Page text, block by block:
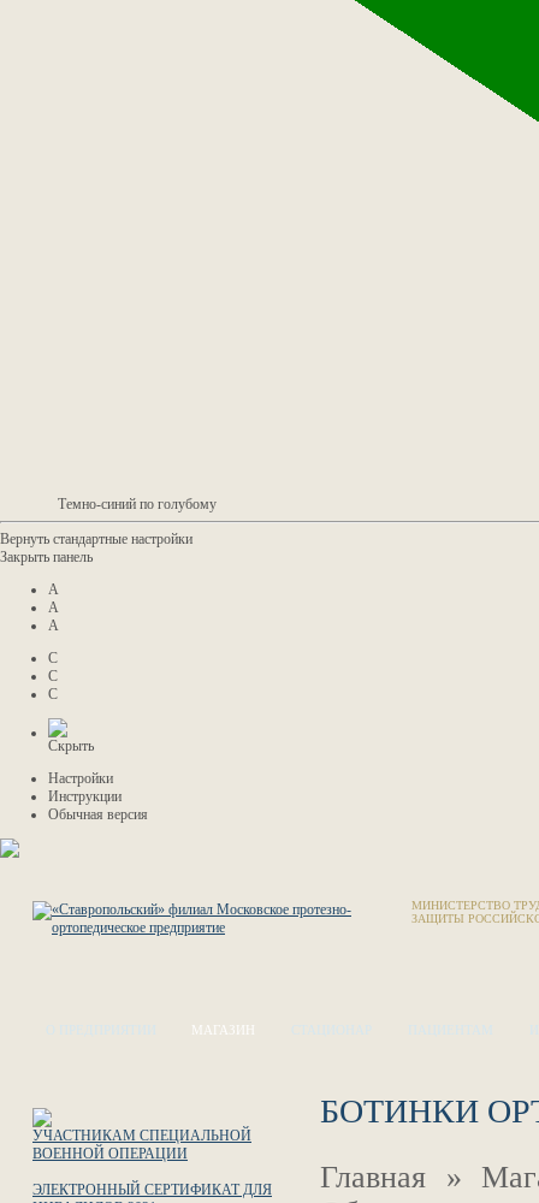
Темно-синий по голубому
Вернуть стандартные настройки
Закрыть панель
A
A
A
C
C
C
Скрыть
Настройки
Инструкции
Обычная версия
МИНИСТЕРСТВО
ЗАЩИТЫ
МАГАЗИН ПАЦИЕНТАМ
УЧАСТНИКАМ СПЕЦИАЛЬНОЙ
ВОЕННОЙ ОПЕРАЦИИ
ЭЛЕКТРОННЫЙ СЕРТИФИКАТ ДЛЯ
БОТИНКИ
Главная »